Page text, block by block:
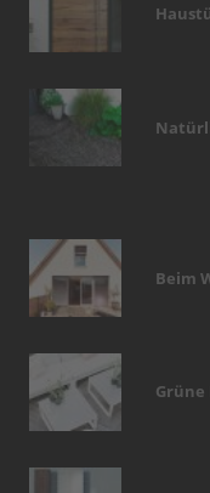
Beim